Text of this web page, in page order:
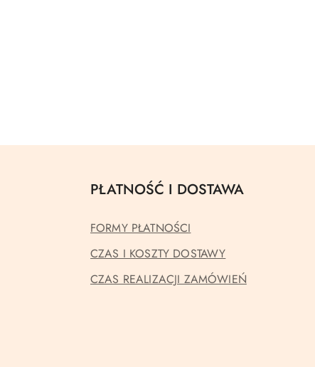
PŁATNOŚĆ I DOSTAWA
FORMY PŁATNOŚCI
CZAS I KOSZTY DOSTAWY
CZAS REALIZACJI ZAMÓWIEŃ